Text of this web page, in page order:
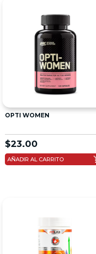
OPTI WOMEN
$23.00
AÑADIR AL CARRITO